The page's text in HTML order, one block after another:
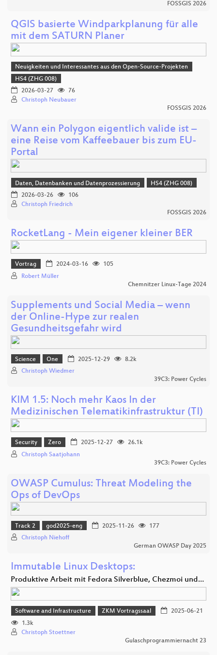
FOSSGIS 2026
QGIS basierte Windparkplanung für alle
mit dem SATURN Planer
Neuigkeiten und Interessantes aus den Open-Source-Projekten
HS4 (ZHG 008)
2026-03-27
76
Christoph Neubauer
FOSSGIS 2026
Wann ein Polygon eigentlich valide ist –
eine Reise vom Kaffeebauer bis zum EU-
Portal
Daten, Datenbanken und Datenprozessierung
HS4 (ZHG 008)
2026-03-26
106
Christoph Friedrich
FOSSGIS 2026
RocketLang - Mein eigener kleiner BER
Vortrag 2024-03-16
105
Robert Müller
Chemnitzer Linux-Tage 2024
Supplements und Social Media – wenn
der Online-Hype zur realen
Gesundheitsgefahr wird
Science One 2025-12-29
8.2k
Christoph Wiedmer
39C3: Power Cycles
KIM 1.5: Noch mehr Kaos In der
Medizinischen Telematikinfrastruktur (TI)
Security Zero 2025-12-27
26.1k
Christoph Saatjohann
39C3: Power Cycles
OWASP Cumulus: Threat Modeling the
Ops of DevOps
Track 2 god2025-eng 2025-11-26
177
Christoph Niehoff
German OWASP Day 2025
Immutable Linux Desktops:
Produktive Arbeit mit Fedora Silverblue, Chezmoi und…
Software and Infrastructure ZKM Vortragssaal
2025-06-21
1.3k
Christoph Stoettner
Gulaschprogrammiernacht 23